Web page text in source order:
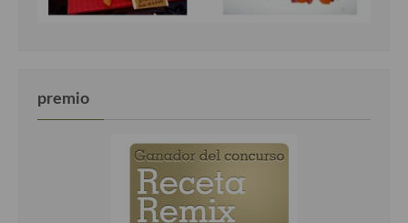
premio